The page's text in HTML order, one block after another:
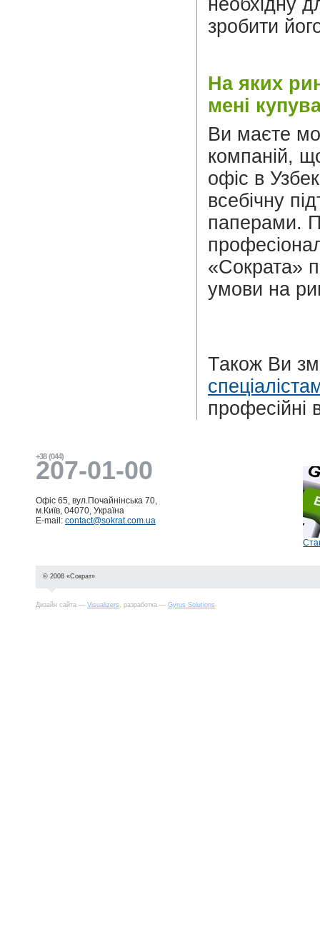
зробити
На яких
мені
Ви маєте
компаній,
офіс в
всебічну
паперами.
«Сократа»
умови на
Також Ви
професійні
+38 (044)
207-01-00
Офіс 65, вул.Почайнінська 70,
м.Київ, 04070, Україна
E-mail: contact@sokrat.com.ua
© 2008 «Сократ»
Дизайн сайта — Visualizers , разработка — Gyrus Solutions